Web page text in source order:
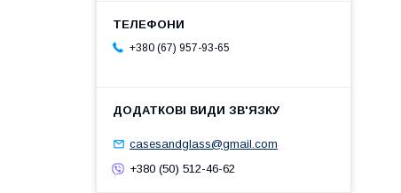
+380 (67) 957-93-65
casesandglass@gmail.com
+380 (50) 512-46-62